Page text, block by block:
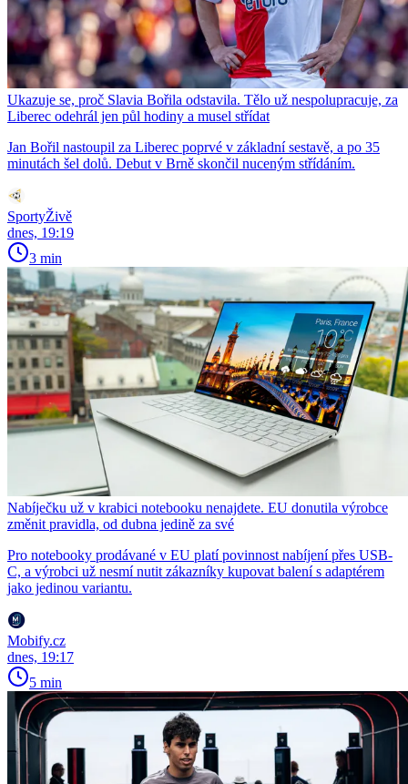
Ukazuje se, proč Slavia Bořila odstavila. Tělo už nespolupracuje, za
Liberec odehrál jen půl hodiny a musel střídat
Jan Bořil nastoupil za Liberec poprvé v základní sestavě, a po 35
minutách šel dolů. Debut v Brně skončil nuceným střídáním.
SportyŽivě
dnes, 19:19
3 min
Nabíječku už v krabici notebooku nenajdete. EU donutila výrobce
změnit pravidla, od dubna jedině za své
Pro notebooky prodávané v EU platí povinnost nabíjení přes USB-
C, a výrobci už nesmí nutit zákazníky kupovat balení s adaptérem
jako jedinou variantu.
Mobify.cz
dnes, 19:17
5 min